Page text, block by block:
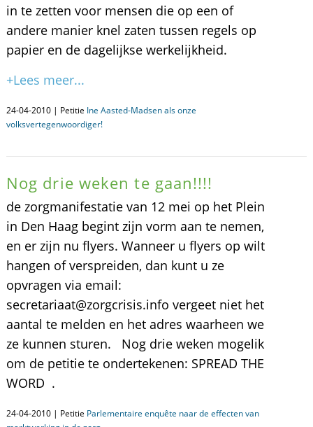
in te zetten voor mensen die op een of
andere manier knel zaten tussen regels op
papier en de dagelijkse werkelijkheid.
+Lees meer...
24-04-2010 | Petitie Ine Aasted-Madsen als onze
volksvertegenwoordiger!
Nog drie weken te gaan!!!!
de zorgmanifestatie van 12 mei op het Plein
in Den Haag begint zijn vorm aan te nemen,
en er zijn nu flyers. Wanneer u flyers op wilt
hangen of verspreiden, dan kunt u ze
opvragen via email:
secretariaat@zorgcrisis.info vergeet niet het
aantal te melden en het adres waarheen we
ze kunnen sturen. Nog drie weken mogelik
om de petitie te ondertekenen: SPREAD THE
WORD .
24-04-2010 | Petitie Parlementaire enquête naar de effecten van